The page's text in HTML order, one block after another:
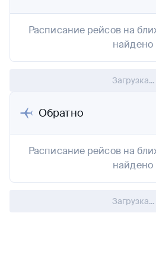
Расписание рейсов на
найдено
Загрузка...
Обратно
Расписание рейсов на
найдено
Загрузка...